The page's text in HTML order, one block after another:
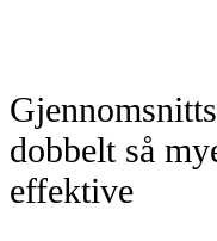
dobbelt så
effektive